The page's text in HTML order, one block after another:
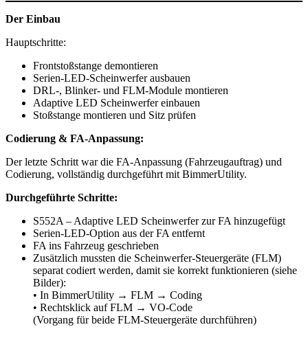
Der Einbau
Hauptschritte:
Frontstoßstange demontieren
Serien-LED-Scheinwerfer ausbauen
DRL-, Blinker- und FLM-Module montieren
Adaptive LED Scheinwerfer einbauen
Stoßstange montieren und Sitz prüfen
Codierung & FA-Anpassung:
Der letzte Schritt war die FA-Anpassung (Fahrzeugauftrag) und
Codierung, vollständig durchgeführt mit BimmerUtility.
Durchgeführte Schritte:
S552A – Adaptive LED Scheinwerfer zur FA hinzugefügt
Serien-LED-Option aus der FA entfernt
FA ins Fahrzeug geschrieben
Zusätzlich mussten die Scheinwerfer-Steuergeräte (FLM)
separat codiert werden, damit sie korrekt funktionieren (siehe
Bilder):
• In BimmerUtility → FLM → Coding
• Rechtsklick auf FLM → VO-Code
(Vorgang für beide FLM-Steuergeräte durchführen)